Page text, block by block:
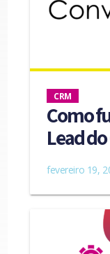
CRM
Como
Lead
fevereiro 19,